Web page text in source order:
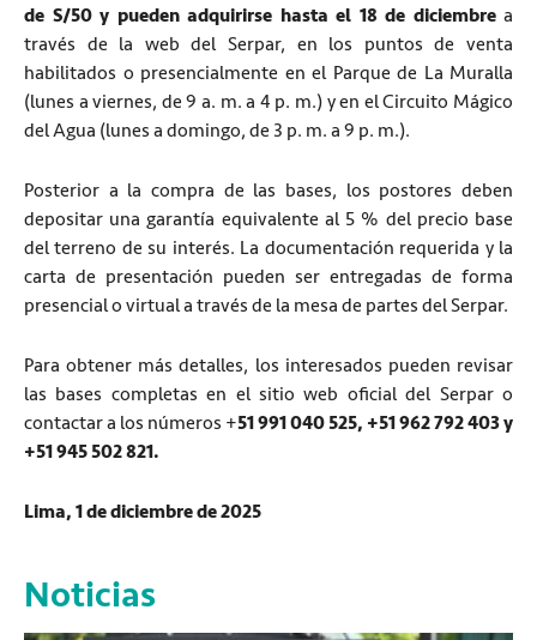
de S/50 y pueden adquirirse hasta el 18 de diciembrea
través de la web del Serpar, en los puntos de venta
habilitados o presencialmente en el Parque de La Muralla
(lunes a viernes, de 9 a. m. a 4 p. m.) y en el Circuito Mágico
del Agua (lunes a domingo, de 3 p. m. a 9 p. m.).
Posterior a la compra de las bases, los postores deben
depositar una garantía equivalente al 5 % del precio base
del terreno de su interés. La documentación requerida y la
carta de presentación pueden ser entregadas de forma
presencial o virtual a través de la mesa de partes del Serpar.
Para obtener más detalles, los interesados pueden revisar
las bases completas en el sitio web oficial del Serpar o
contactar a los números +51 991 040 525, +51 962 792 403 y
+51 945 502 821.
Lima, 1 de diciembre de 2025
Noticias